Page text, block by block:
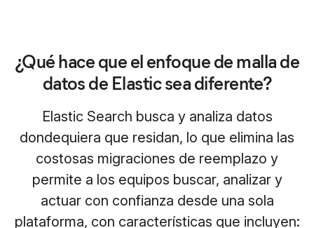
¿Qué hace que el enfoque de malla de
datos de Elastic sea diferente?
Elastic Search busca y analiza datos
dondequiera que residan, lo que elimina las
costosas migraciones de reemplazo y
permite a los equipos buscar, analizar y
actuar con confianza desde una sola
plataforma, con características que incluyen: